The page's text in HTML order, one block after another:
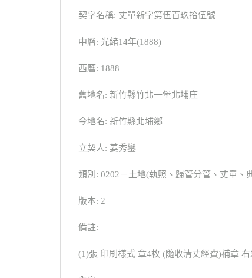
契字名稱: 丈單新字第伍百玖拾伍號
中曆: 光緒14年(1888)
西曆: 1888
舊地名: 新竹縣竹北一堡北埔庄
今地名: 新竹縣北埔鄉
立契人: 姜秀鑾
類別: 0202－土地(執照、歸管分管、丈單、
版本: 2
備註:
(1)張 印刷樣式 章4枚 (隨收清丈經費)補章